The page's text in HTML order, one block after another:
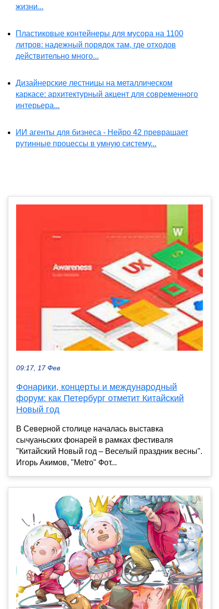
жизни...
Пластиковые контейнеры для мусора на 1100
литров: надежный порядок там, где отходов
действительно много...
Дизайнерские лестницы на металлическом
каркасе: архитектурный акцент для современного
интерьера...
ИИ агенты для бизнеса - Нейро 42 превращает
рутинные процессы в умную систему...
09:17, 17 Фев
Фонарики, концерты и международный
форум: как Петербург отметит Китайский
Новый год
В Северной столице началась выставка
сычуаньских фонарей в рамках фестиваля
"Китайский Новый год – Веселый праздник весны".
Игорь Акимов, "Metro" Фот...